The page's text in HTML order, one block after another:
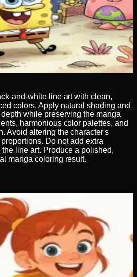
and-white line art with clean,
colors. Apply natural shading and
while preserving the manga
harmonious color palettes, and
Avoid altering the character's
Do not add extra
line art. Produce a polished,
manga coloring result.